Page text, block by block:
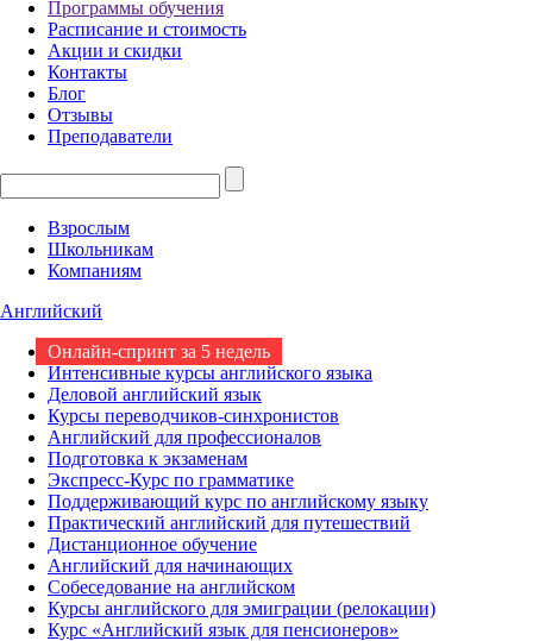
Программы обучения
Расписание и стоимость
Акции и скидки
Контакты
Блог
Отзывы
Преподаватели
Взрослым
Школьникам
Компаниям
Английский
Онлайн-спринт за 5 недель
Интенсивные курсы английского языка
Деловой английский язык
Курсы переводчиков-синхронистов
Английский для профессионалов
Подготовка к экзаменам
Экспресс-Курс по грамматике
Поддерживающий курс по английскому языку
Практический английский для путешествий
Дистанционное обучение
Английский для начинающих
Собеседование на английском
Курсы английского для эмиграции (релокации)
Курс «Английский язык для пенсионеров»